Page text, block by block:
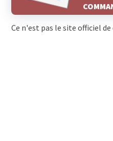
Ce n'est pas le site officiel de